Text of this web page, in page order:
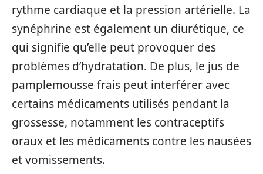
rythme cardiaque et la pression artérielle. La
synéphrine est également un diurétique, ce
qui signifie qu’elle peut provoquer des
problèmes d’hydratation. De plus, le jus de
pamplemousse frais peut interférer avec
certains médicaments utilisés pendant la
grossesse, notamment les contraceptifs
oraux et les médicaments contre les nausées
et vomissements.